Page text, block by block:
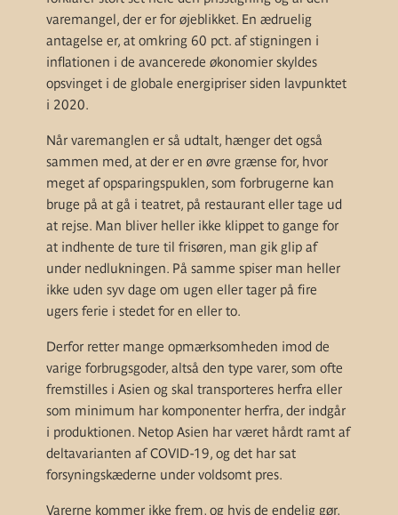
varemangel, der er for øjeblikket. En ædruelig
antagelse er, at omkring 60 pct. af stigningen i
inflationen i de avancerede økonomier skyldes
opsvinget i de globale energipriser siden lavpunktet
i 2020.
Når varemanglen er så udtalt, hænger det også
sammen med, at der er en øvre grænse for, hvor
meget af opsparingspuklen, som forbrugerne kan
bruge på at gå i teatret, på restaurant eller tage ud
at rejse. Man bliver heller ikke klippet to gange for
at indhente de ture til frisøren, man gik glip af
under nedlukningen. På samme spiser man heller
ikke uden syv dage om ugen eller tager på fire
ugers ferie i stedet for en eller to.
Derfor retter mange opmærksomheden imod de
varige forbrugsgoder, altså den type varer, som ofte
fremstilles i Asien og skal transporteres herfra eller
som minimum har komponenter herfra, der indgår
i produktionen. Netop Asien har været hårdt ramt af
deltavarianten af COVID-19, og det har sat
forsyningskæderne under voldsomt pres.
Varerne kommer ikke frem, og hvis de endelig gør,